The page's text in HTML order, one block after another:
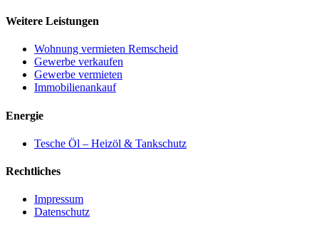
Weitere Leistungen
Wohnung vermieten Remscheid
Gewerbe verkaufen
Gewerbe vermieten
Immobilienankauf
Energie
Tesche Öl – Heizöl & Tankschutz
Rechtliches
Impressum
Datenschutz